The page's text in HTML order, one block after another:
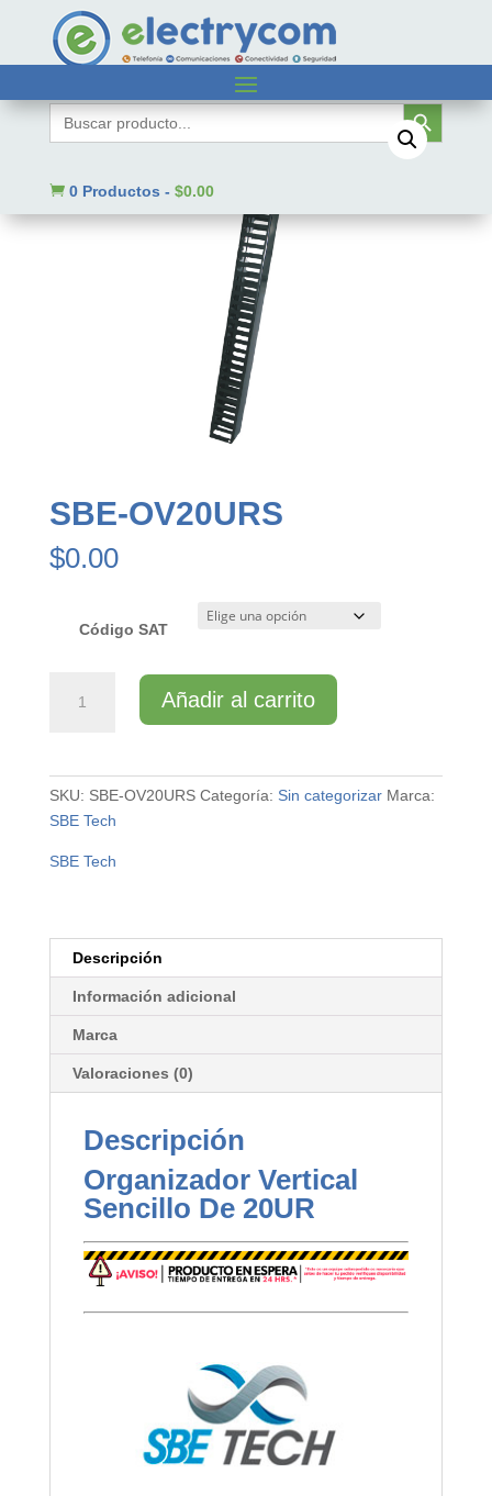
Buscar: Botón de búsqueda
 0 Productos - $0.00
/ SBE-OV20URS
SBE-OV20URS
$0.00
Código SAT
OV20URS
Añadir al carrito
SKU: SBE-OV20URS Categoría: Sin categorizar Marca:
SBE Tech
SBE Tech
Descripción
Información adicional
Marca
Valoraciones (0)
Descripción
Organizador Vertical
Sencillo De 20UR